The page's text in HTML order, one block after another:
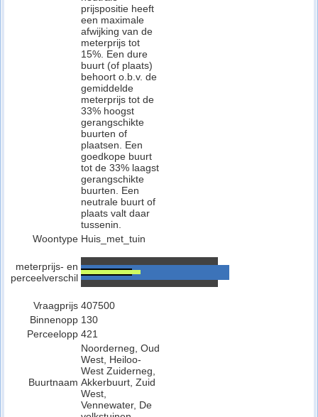
prijspositie heeft
een maximale
afwijking van de
meterprijs tot
15%. Een dure
buurt (of plaats)
behoort o.b.v. de
gemiddelde
meterprijs tot de
33% hoogst
gerangschikte
buurten of
plaatsen. Een
goedkope buurt
tot de 33% laagst
gerangschikte
buurten. Een
neutrale buurt of
plaats valt daar
tussenin.
Woontype Huis_met_tuin
meterprijs- en
perceelverschil
Vraagprijs 407500
Binnenopp 130
Perceelopp 421
Buurtnaam
Noorderneg, Oud
West, Heiloo-
West Zuiderneg,
Akkerbuurt, Zuid
West,
Vennewater, De